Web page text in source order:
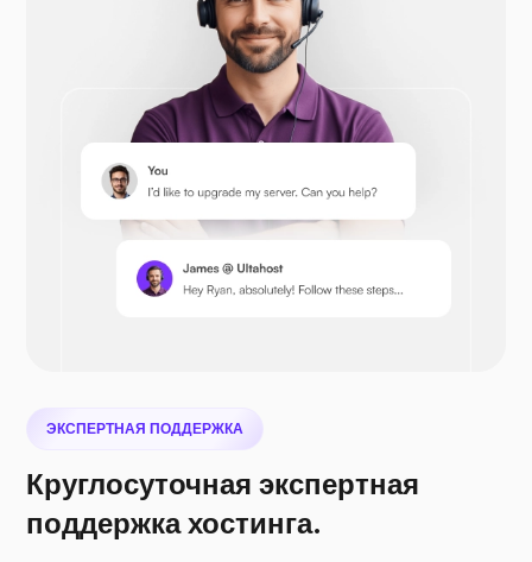
Prestashop
Nextcloud
ЭКСПЕРТНАЯ ПОДДЕРЖКА
Круглосуточная экспертная
поддержка хостинга.